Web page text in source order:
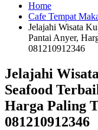
Home
Cafe Tempat
Jelajahi Wisata
Pantai Anyer,
081210912346
Jelajahi
Seafood
Harga Paling
081210912346